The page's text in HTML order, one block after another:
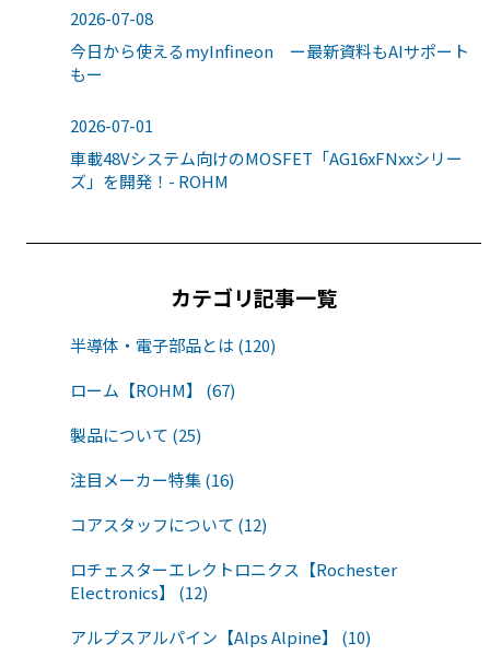
2026-07-08
今日から使えるmyInfineon ー最新資料もAIサポート
もー
2026-07-01
車載48Vシステム向けのMOSFET「AG16xFNxxシリー
ズ」を開発！- ROHM
カテゴリ記事一覧
半導体・電子部品とは (120)
ローム【ROHM】 (67)
製品について (25)
注目メーカー特集 (16)
コアスタッフについて (12)
ロチェスターエレクトロニクス【Rochester
Electronics】 (12)
アルプスアルパイン【Alps Alpine】 (10)